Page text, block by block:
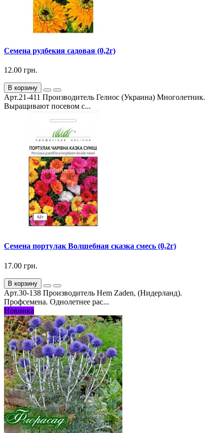
Семена рудбекия садовая (0,2г)
12.00 грн.
В корзину
Арт.21-411 Производитель Гелиос (Украина) Многолетник.
Выращивают посевом с...
Семена портулак Волшебная сказка смесь (0,2г)
17.00 грн.
В корзину
Арт.30-138 Производитель Hem Zaden, (Нидерланд).
Профсемена. Однолетнее рас...
Новинка